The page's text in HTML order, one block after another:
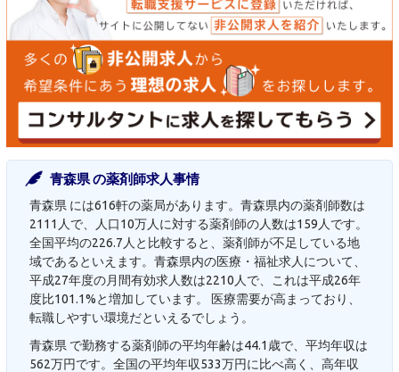
青森県 の薬剤師求人事情
青森県 には616軒の薬局があります。青森県内の薬剤師数は
2111人で、人口10万人に対する薬剤師の人数は159人です。
全国平均の226.7人と比較すると、薬剤師が不足している地
域であるといえます。青森県内の医療・福祉求人について、
平成27年度の月間有効求人数は2210人で、これは平成26年
度比101.1%と増加しています。 医療需要が高まっており、
転職しやすい環境だといえるでしょう。
青森県 で勤務する薬剤師の平均年齢は44.1歳で、平均年収は
562万円です。全国の平均年収533万円に比べ高く、高年収